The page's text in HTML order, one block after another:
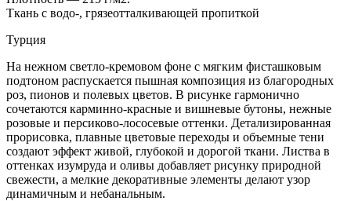
Ткань с водо-, грязеотталкивающей пропиткой
Турция
На нежном светло-кремовом фоне с мягким фисташковым
подтоном распускается пышная композиция из благородных
роз, пионов и полевых цветов. В рисунке гармонично
сочетаются карминно-красные и вишневые бутоны, нежные
розовые и персиково-лососевые оттенки. Детализированная
прорисовка, плавные цветовые переходы и объемные тени
создают эффект живой, глубокой и дорогой ткани. Листва в
оттенках изумруда и оливы добавляет рисунку природной
свежести, а мелкие декоративные элементы делают узор
динамичным и небанальным.